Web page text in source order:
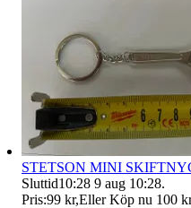
STETSON MINI
Sluttid10:28 9 aug 10:28.
Pris:99 kr,Eller Köp nu 100 kr